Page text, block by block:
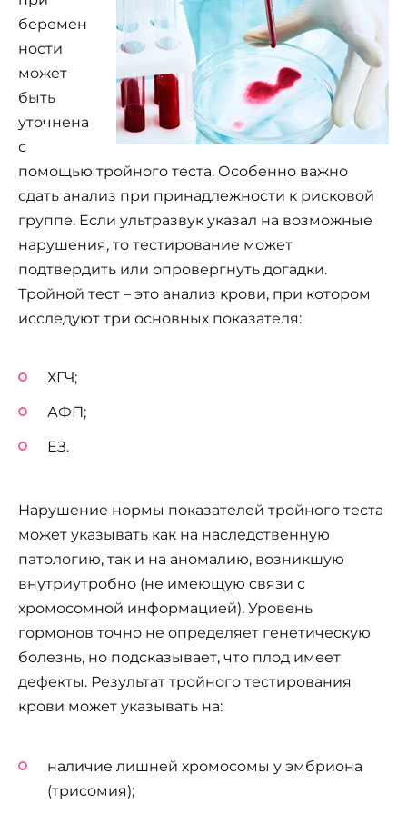
беремен
ности
может
быть
уточнена
с
помощью тройного теста. Особенно важно
сдать анализ при принадлежности к рисковой
группе. Если ультразвук указал на возможные
нарушения, то тестирование может
подтвердить или опровергнуть догадки.
Тройной тест – это анализ крови, при котором
исследуют три основных показателя:
ХГЧ;
АФП;
ЕЗ.
Нарушение нормы показателей тройного теста
может указывать как на наследственную
патологию, так и на аномалию, возникшую
внутриутробно (не имеющую связи с
хромосомной информацией). Уровень
гормонов точно не определяет генетическую
болезнь, но подсказывает, что плод имеет
дефекты. Результат тройного тестирования
крови может указывать на:
наличие лишней хромосомы у эмбриона
(трисомия);